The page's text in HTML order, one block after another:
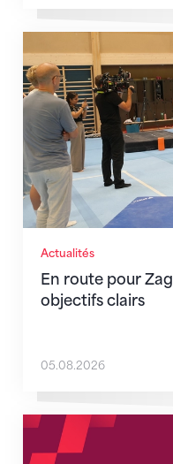
Actualités
En route pour
objectifs clairs
En route pour
05.08.2026
Nouveaux horaires